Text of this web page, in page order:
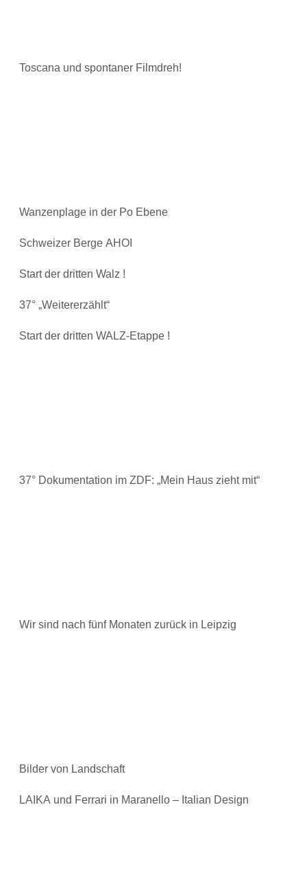
Toscana und spontaner Filmdreh!
Wanzenplage in der Po Ebene
Schweizer Berge AHOI
Start der dritten Walz !
37° „Weitererzählt“
Start der dritten WALZ-Etappe !
37° Dokumentation im ZDF: „Mein Haus zieht mit“
Wir sind nach fünf Monaten zurück in Leipzig
Bilder von Landschaft
LAIKA und Ferrari in Maranello – Italian Design